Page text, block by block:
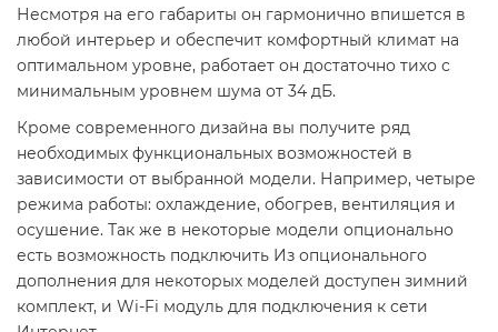
Несмотря на его габариты он гармонично впишется в
любой интерьер и обеспечит комфортный климат на
оптимальном уровне, работает он достаточно тихо с
минимальным уровнем шума от 34 дБ.
Кроме современного дизайна вы получите ряд
необходимых функциональных возможностей в
зависимости от выбранной модели. Например, четыре
режима работы: охлаждение, обогрев, вентиляция и
осушение. Так же в некоторые модели опционально
есть возможность подключить Из опционального
дополнения для некоторых моделей доступен зимний
комплект, и Wi-Fi модуль для подключения к сети